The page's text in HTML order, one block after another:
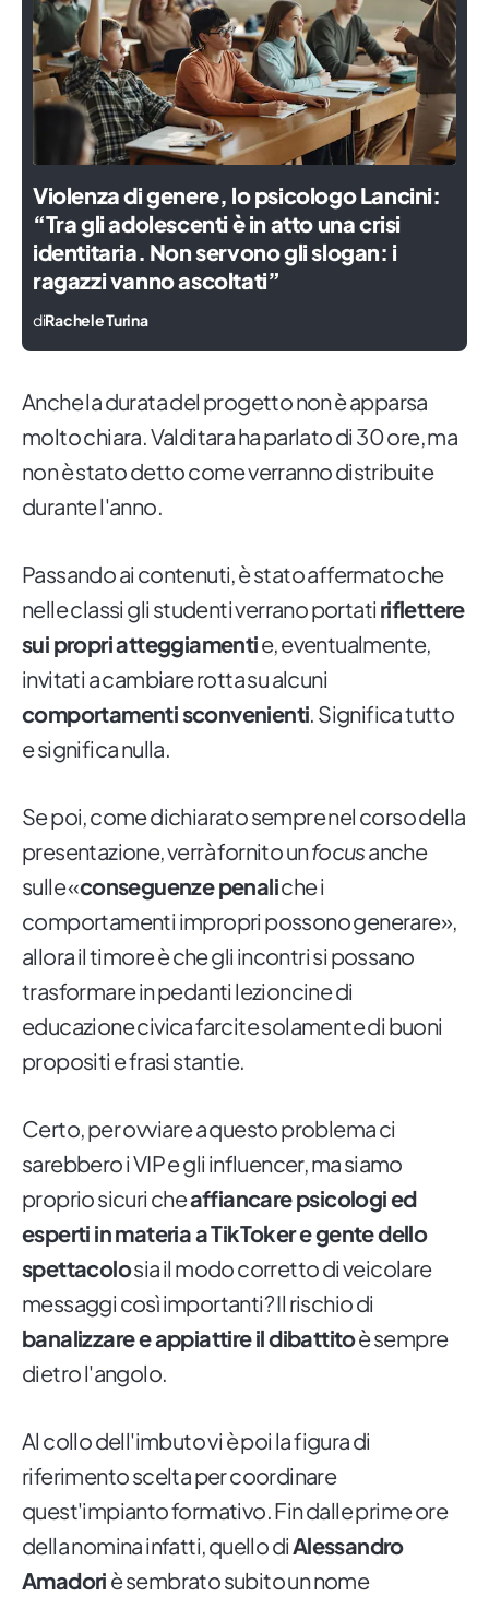
Violenza di genere, lo psicologo Lancini:
“Tra gli adolescenti è in atto una crisi
identitaria. Non servono gli slogan: i
ragazzi vanno ascoltati”
diRachele Turina
Anche la durata del progetto non è apparsa
molto chiara. Valditara ha parlato di 30 ore, ma
non è stato detto come verranno distribuite
durante l'anno.
Passando ai contenuti, è stato affermato che
nelle classi gli studenti verrano portati riflettere
sui propri atteggiamentie, eventualmente,
invitati a cambiare rotta su alcuni
comportamenti sconvenienti. Significa tutto
e significa nulla.
Se poi, come dichiarato sempre nel corso della
presentazione, verrà fornito unfocusanche
sulle «conseguenze penaliche i
comportamenti impropri possono generare»,
allora il timore è che gli incontri si possano
trasformare in pedanti lezioncine di
educazione civica farcite solamente di buoni
propositi e frasi stantie.
Certo, per ovviare a questo problema ci
sarebbero i VIP e gli influencer, ma siamo
proprio sicuri cheaffiancare psicologi ed
esperti in materia a TikToker e gente dello
spettacolosia il modo corretto di veicolare
messaggi così importanti? Il rischio di
banalizzare e appiattire il dibattitoè sempre
dietro l'angolo.
Al collo dell'imbuto vi è poi la figura di
riferimento scelta per coordinare
quest'impianto formativo. Fin dalle prime ore
della nomina infatti, quello diAlessandro
Amadori è sembrato subito un nome